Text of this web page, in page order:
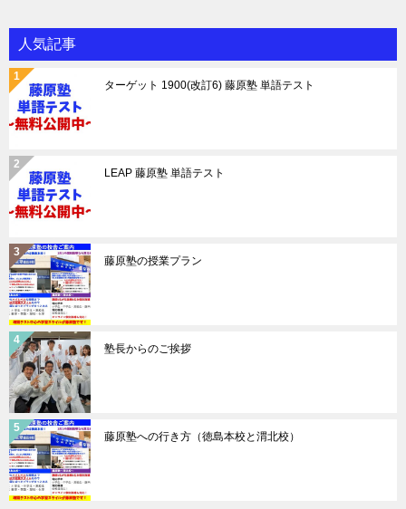
人気記事
ターゲット 1900(改訂6) 藤原塾 単語テスト
LEAP 藤原塾 単語テスト
藤原塾の授業プラン
塾長からのご挨拶
藤原塾への行き方（徳島本校と渭北校）